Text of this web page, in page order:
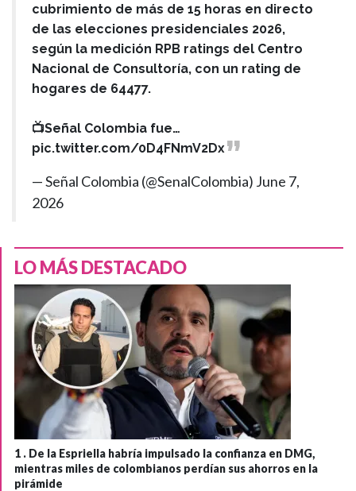
cubrimiento de más de 15 horas en directo
de las elecciones presidenciales 2026,
según la medición RPB ratings del Centro
Nacional de Consultoría, con un rating de
hogares de 64477.
📺Señal Colombia fue…
pic.twitter.com/0D4FNmV2Dx
— Señal Colombia (@SenalColombia) June 7,
2026
LO MÁS DESTACADO
1 . De la Espriella habría impulsado la confianza en DMG,
mientras miles de colombianos perdían sus ahorros en la
pirámide